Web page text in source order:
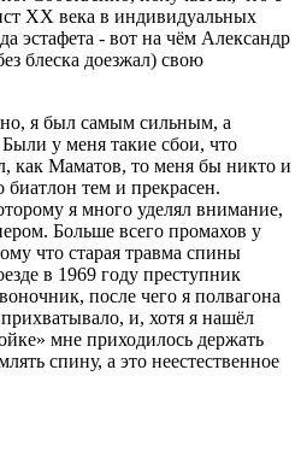
ХХ века в индивидуальных
эстафета - вот на чём Александр
блеска доезжал) свою
я был самым сильным, а
Были у меня такие сбои, что
как Маматов, то меня бы никто и
биатлон тем и прекрасен.
я много уделял внимание,
Больше всего промахов у
что старая травма спины
в 1969 году преступник
после чего я полвагона
и, хотя я нашёл
мне приходилось держать
спину, а это неестественное